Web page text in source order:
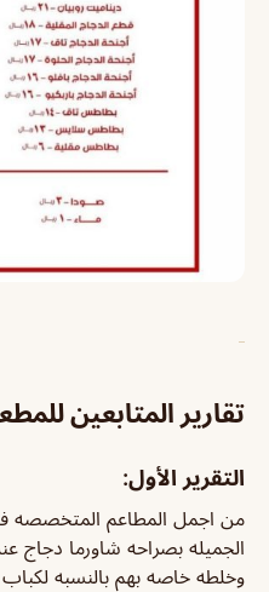
تقارير المتابعين
التقرير الأول:
من اجمل المطاعم المتخصصه
الجميله بصراحه شاورما دجاج
وخلطه خاصه بهم بالنسبه